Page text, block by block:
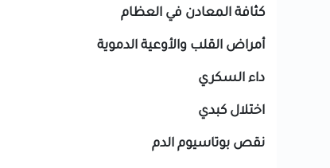
كثافة المعادن في العظام
أمراض القلب والأوعية الدموية
داء السكري
اختلال كبدي
نقص بوتاسيوم الدم